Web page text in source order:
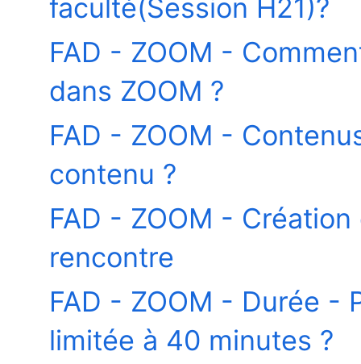
faculté(Session H21)?
FAD - ZOOM -
dans ZOOM ?
FAD - ZOOM -
contenu ?
FAD - ZOOM -
rencontre
FAD - ZOOM - Durée -
limitée à 40 minutes ?